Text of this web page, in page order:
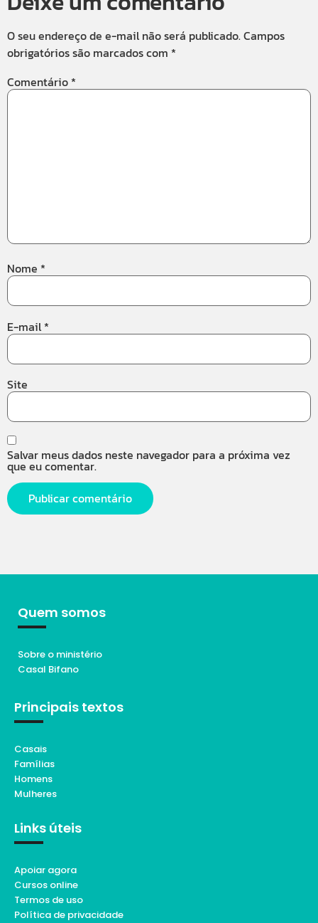
O seu endereço de e-mail não será publicado.Campos
obrigatórios são marcados com *
Comentário *
Nome *
E-mail *
Site
Salvar meus dados neste navegador para a próxima vez
que eu comentar.
Quem somos
Sobre o ministério
Casal Bifano
Principais textos
Casais
Famílias
Homens
Mulheres
Links úteis
Apoiar agora
Cursos online
Termos de uso
Política de privacidade